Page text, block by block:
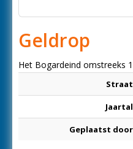
Geldrop
Het Bogardeind omstreeks
Straat
Jaartal
Geplaatst door